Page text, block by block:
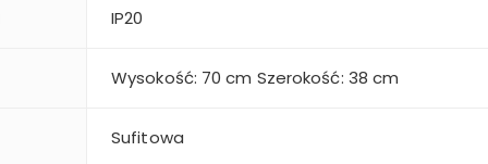
IP20
Wysokość: 70 cm Szerokość: 38 cm
Sufitowa